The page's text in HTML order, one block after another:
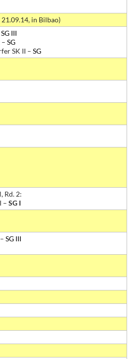
in Bilbao)
SG III
– SG
SK II – SG
Rd. 2:
– SG I
SG III